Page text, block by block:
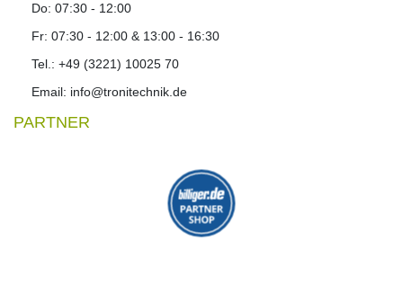
Do: 07:30 - 12:00
Fr: 07:30 - 12:00 & 13:00 - 16:30
Tel.: +49 (3221) 10025 70
Email: info@tronitechnik.de
PARTNER